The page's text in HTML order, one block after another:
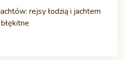
rejsy łodzią i jachtem